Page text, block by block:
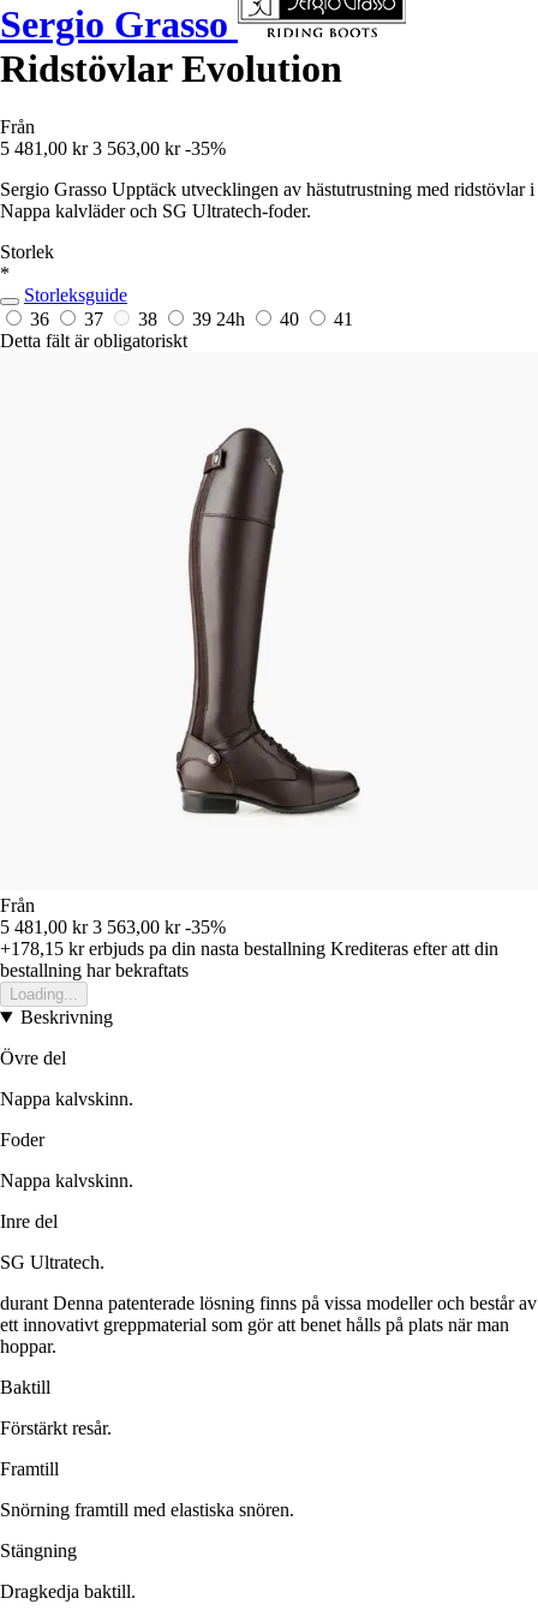
Sergio Grasso
Ridstövlar Evolution
Från
5 481,00 kr 3 563,00 kr -35%
Sergio Grasso Upptäck utvecklingen av hästutrustning med ridstövlar i
Nappa kalvläder och SG Ultratech-foder.
Storlek
*
Storleksguide
36
37 38 39 24h 40
41
Detta fält är obligatoriskt
Från
5 481,00 kr 3 563,00 kr -35%
+178,15 krerbjuds pa din nasta bestallning Krediteras efter att din
bestallning har bekraftats
Loading...
Beskrivning
Övre del
Nappa kalvskinn.
Foder
Nappa kalvskinn.
Inre del
SG Ultratech.
durant Denna patenterade lösning finns på vissa modeller och består av
ett innovativt greppmaterial som gör att benet hålls på plats när man
hoppar.
Baktill
Förstärkt resår.
Framtill
Snörning framtill med elastiska snören.
Stängning
Dragkedja baktill.